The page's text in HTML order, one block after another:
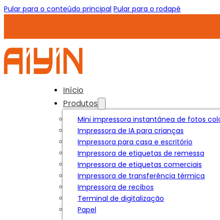
Pular para o conteúdo principal Pular para o rodapé
Início
Produtos
Mini impressora instantânea de fotos
Impressora de IA para crianças
Impressora para casa e escritório
Impressora de etiquetas de remessa
Impressora de etiquetas comerciais
Impressora de transferência térmica
Impressora de recibos
Terminal de digitalização
Papel